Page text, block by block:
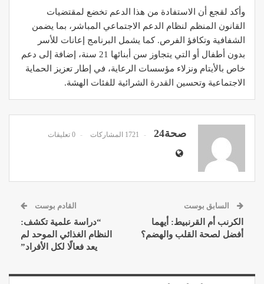
وأكد لقجع أن الاستفادة من هذا الدعم تخضع لمقتضيات
القانون المنظم لنظام الدعم الاجتماعي المباشر، بما يضمن
الشفافية وتكافؤ الفرص. كما يشمل البرنامج إعانات للأسر
بدون أطفال أو التي يتجاوز سن أبنائها 21 سنة، إضافة إلى دعم
خاص بالأيتام ونزلاء مؤسسات الرعاية، في إطار تعزيز الحماية
الاجتماعية وتحسين القدرة الشرائية للفئات الهشة.
صحة24 1721 المشاركات 0 تعليقات
السابق بوست
الكرنب أم القرنبيط: أيهما
أفضل لصحة القلب والهضم؟
القادم بوست
“دراسة علمية تكشف:
النظام الغذائي الموحد لم
يعد فعالًا لكل الأفراد”